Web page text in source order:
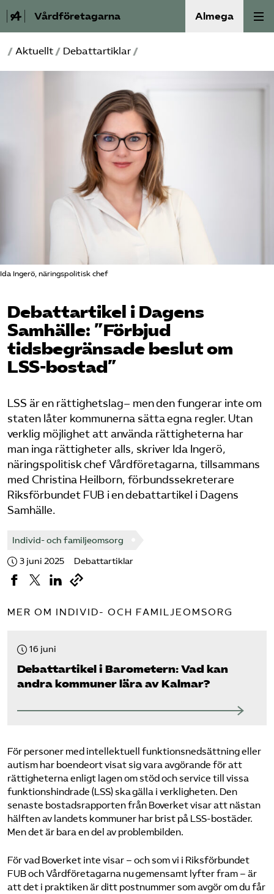
Vårdföretagarna Almega
Välfärdskriminalitet
Våra frågor
Mina sidor
Privat Vårdfakta
Logga in på Arbetsgivarguiden
Sök på vardforetagarna.se
Press
In English
/ Aktuellt / Debattartiklar /
Ida Ingerö, näringspolitisk chef
Debattartikel i Dagens
Samhälle: ”Förbjud
tidsbegränsade beslut om
LSS-bostad”
LSS är en rättighetslag– men den fungerar inte om
staten låter kommunerna sätta egna regler. Utan
verklig möjlighet att använda rättigheterna har
man inga rättigheter alls, skriver Ida Ingerö,
näringspolitisk chef Vårdföretagarna, tillsammans
med Christina Heilborn, förbundssekreterare
Riksförbundet FUB i en debattartikel i Dagens
Samhälle.
Individ- och familjeomsorg
3 juni 2025 Debattartiklar
MER OM INDIVID- OCH FAMILJEOMSORG
16 juni
Debattartikel i Barometern: Vad kan
andra kommuner lära av Kalmar?
För personer med intellektuell funktionsnedsättning eller
autism har boendeort visat sig vara avgörande för att
rättigheterna enligt lagen om stöd och service till vissa
funktionshindrade (LSS) ska gälla i verkligheten. Den
senaste bostadsrapporten från Boverket visar att nästan
hälften av landets kommuner har brist på LSS-bostäder.
Men det är bara en del av problembilden.
För vad Boverket inte visar – och som vi i Riksförbundet
FUB och Vårdföretagarna nu gemensamt lyfter fram – är
att det i praktiken är ditt postnummer som avgör om du får